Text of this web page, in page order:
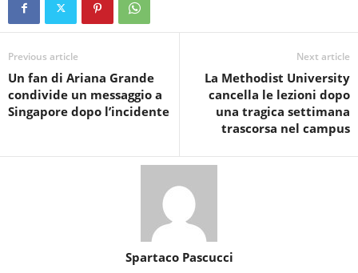
Previous article
Un fan di Ariana Grande
condivide un messaggio a
Singapore dopo l’incidente
Next article
La Methodist University
cancella le lezioni dopo
una tragica settimana
trascorsa nel campus
Spartaco Pascucci